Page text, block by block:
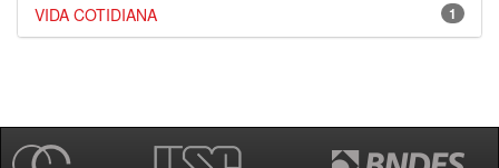
1
VIDA COTIDIANA